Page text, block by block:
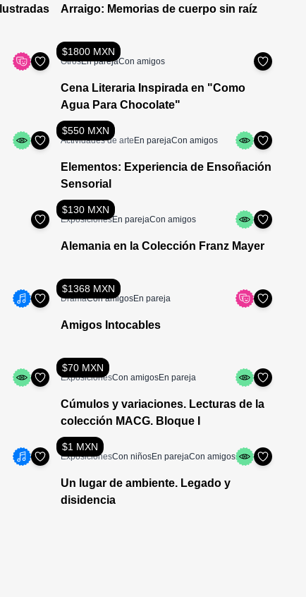
Arraigo: Memorias de cuerpo sin raíz
$1800 MXN
OtrosEn parejaCon amigos
Cena Literaria Inspirada en "Como
Agua Para Chocolate"
$550 MXN
Actividades de arte En parejaCon amigos
Elementos: Experiencia de Ensoñación
Sensorial
$130 MXN
ExposicionesEn parejaCon amigos
Alemania en la Colección Franz Mayer
$1368 MXN
DramaCon amigosEn pareja
Amigos Intocables
$70 MXN
ExposicionesCon amigosEn pareja
Cúmulos y variaciones. Lecturas de la
colección MACG. Bloque I
$1 MXN
ExposicionesCon niñosEn parejaCon amigos
Un lugar de ambiente. Legado y
disidencia